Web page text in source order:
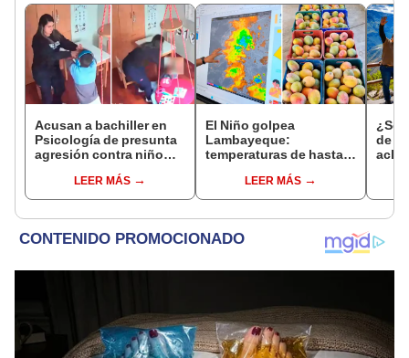
Acusan a bachiller en
Psicología de presunta
agresión contra niño
cámaras captan el
hecho
LEER MÁS
El Niño golpea
Lambayeque:
temperaturas de hasta
producción de mango y
palta
LEER MÁS
¿Se
de